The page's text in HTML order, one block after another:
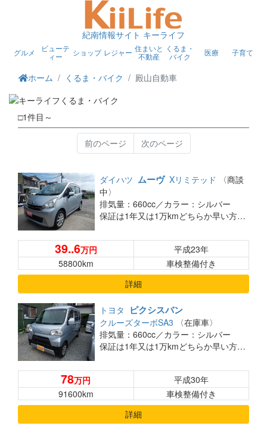
紀南情報サイト キーライフ
グルメ
ビューテ
ィー
ショップ レジャー 住まいと
不動産
くるま・
バイク
医療 子育て
ホーム くるま・バイク 殿山自動車
□1件目～
前のページ 次のページ
ダイハツ ムーヴ Xリミテッド
〈商談
中〉
排気量：660cc／カラー：シルバー
保証は1年又は1万kmどちらか早い方です。総支払金額ですこの金額でのりだしです 追加料金などはいりません
39..6万円
平成23年
58800km
車検整備付き
詳細
トヨタ ピクシスバン
クルーズターボSA3
〈在庫車〉
排気量：660cc／カラー：シルバー
保証は1年又は1万kmどちらか早い方です。総支払金額ですこの金額でのりだしです
78万円
平成30年
91600km
車検整備付き
詳細